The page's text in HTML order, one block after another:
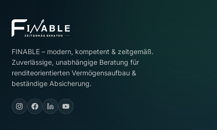
FINABLE – modern, kompetent & zeitgemäß.
Zuverlässige, unabhängige Beratung für
renditeorientierten Vermögensaufbau &
beständige Absicherung.